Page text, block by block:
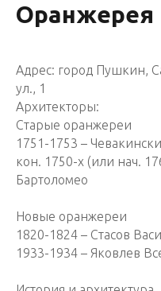
Оранжерея
Адрес: город Пушкин,
ул., 1
Архитекторы:
Старые оранжереи
1751-1753 –
кон. 1750-х (или нач.
Бартоломео
Новые оранжереи
1820-1824 – Стасов
1933-1934 – Яковлев